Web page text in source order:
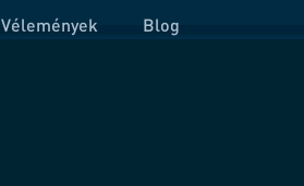
Vélemények Blog